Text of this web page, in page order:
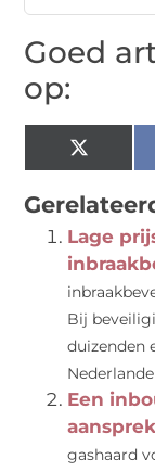
Goed
op:
X
Lage
Bij
duizenden
Een
gashaard